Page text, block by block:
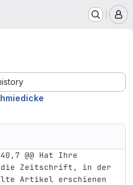
@@ Hat Ihre
die Zeitschrift, in der
Artikel erschienen